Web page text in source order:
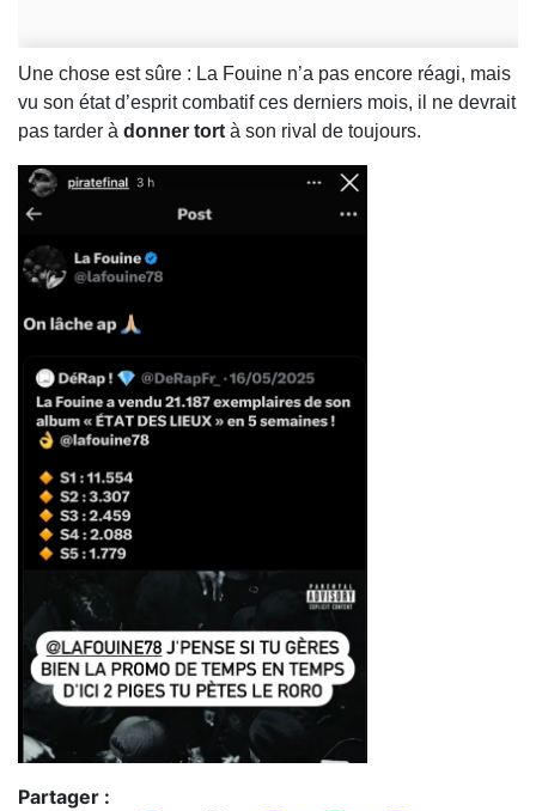
Une chose est sûre : La Fouine n’a pas encore réagi, mais
vu son état d’esprit combatif ces derniers mois, il ne devrait
pas tarder à donner tort à son rival de toujours.
Partager :